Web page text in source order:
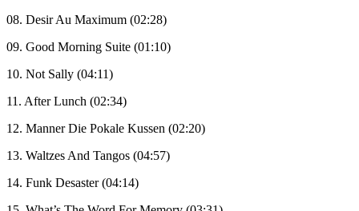
08. Desir Au Maximum (02:28)
09. Good Morning Suite (01:10)
10. Not Sally (04:11)
11. After Lunch (02:34)
12. Manner Die Pokale Kussen (02:20)
13. Waltzes And Tangos (04:57)
14. Funk Desaster (04:14)